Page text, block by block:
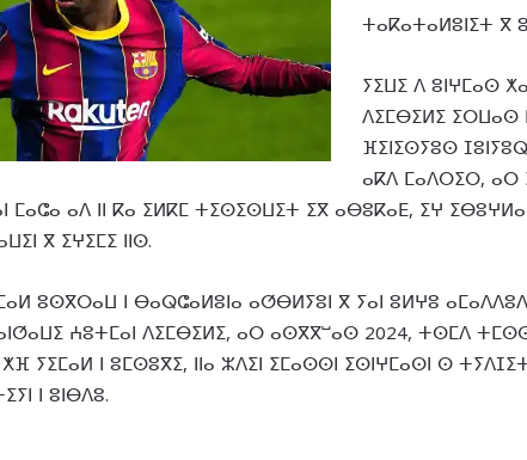
ⵜⴰⴽⴰⵜⴰⵍⵓⵏⵉⵜ ⴳ
ⵢⵉⵡⵉ ⴷ ⵓⵏⵖⵎⴰⵙ
ⴷⵉⵎⴱⵉⵍⵉ ⵉⵔⵡⴰⵙ
ⴼⵉⵏⵉⵙⵢⵓⵙ
ⴰⴽⴷ ⵎⴰⴷⵔⵉⵔ, ⴰⵔ
ⵎⴰⵛⴰ ⴰⴷ ⵏⵏ ⴽⴰ ⵉⵍⴽⵎ ⵜⵉⵙⵉⵙⵡⵉⵜ ⵉⴳ ⴰⴱⵓⴽⴰⴹ, ⵉⵖ
ⴳ ⵉⵖⵉⵎⵉ ⵏⵏⵙ.
ⵓⵙⴳⵔⴰⵡ ⵏ ⴱⴰⵕⵛⴰⵍⵓⵏⴰ ⴰⵚⴱⵍⵢⵓⵏ ⴳ ⵢⴰⵏ ⵓⵍⵖⵓ
ⵄⵓⵜⵎⴰⵏ ⴷⵉⵎⴱⵉⵍⵉ, ⴰⵔ ⴰⵙⴳⴳⵯⴰⵙ 2024, ⵜⵙⵎⴷ
ⵢⵉⵎⴰⵍ ⵏ ⵓⵎⵙⵓⴳⵉ, ⵏⵏⴰ ⵣⴷⵉⵏ ⵉⵎⴰⵙⵙⵏ ⵉⵙⵏⵖⵎⴰⵙⵏ ⵙ
ⵏ ⵓⵏⴱⴷⵓ.